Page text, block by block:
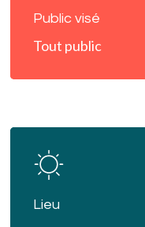
Public visé
Tout public
Lieu
more